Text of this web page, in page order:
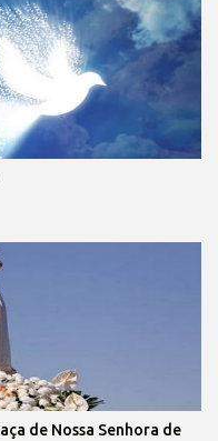
de Nossa Senhora de